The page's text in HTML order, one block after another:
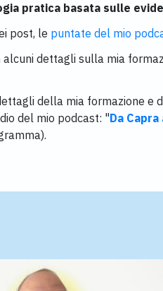
pratica basata sulle
post, le puntate del mio
alcuni dettagli sulla mia
della mia formazione e
del mio podcast: "Da